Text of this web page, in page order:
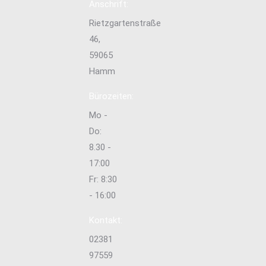
Rietzgartenstraße
46,
59065
Hamm
Mo -
Do:
8.30 -
17:00
Fr: 8:30
- 16:00
02381
97559